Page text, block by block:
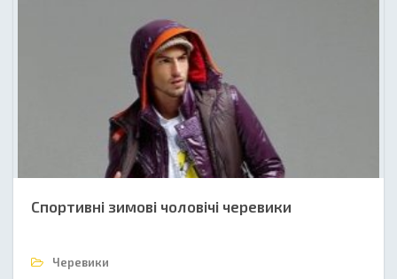
Спортивні зимові чоловічі черевики
Черевики